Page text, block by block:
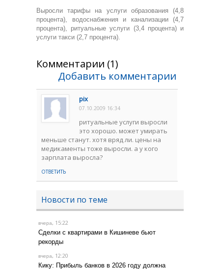
Выросли тарифы на услуги образования (4,8
процента), водоснабжения и канализации (4,7
процента), ритуальные услуги (3,4 процента) и
услуги такси (2,7 процента).
Комментарии (1)
Добавить комментарии
pix
07.10.2009 16:34
ритуальные услуги выросли
это хорошо. может умирать
меньше станут. хотя вряд ли. цены на
медикаменты тоже выросли. а у кого
зарплата выросла?
ОТВЕТИТЬ
Новости по теме
вчера, 15:22
Сделки с квартирами в Кишиневе бьют
рекорды
вчера, 12:20
Кику: Прибыль банков в 2026 году должна